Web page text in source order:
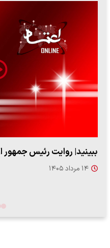
ببینید| روایت رئیس جمهور
۱۴ مرداد ۱۴۰۵